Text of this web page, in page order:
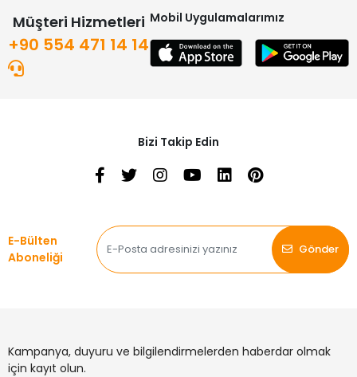
Müşteri Hizmetleri
+90 554 471 14 14
Mobil Uygulamalarımız
Bizi Takip Edin
E-Bülten
Aboneliği
Gönder
Kampanya, duyuru ve bilgilendirmelerden haberdar olmak
için kayıt olun.